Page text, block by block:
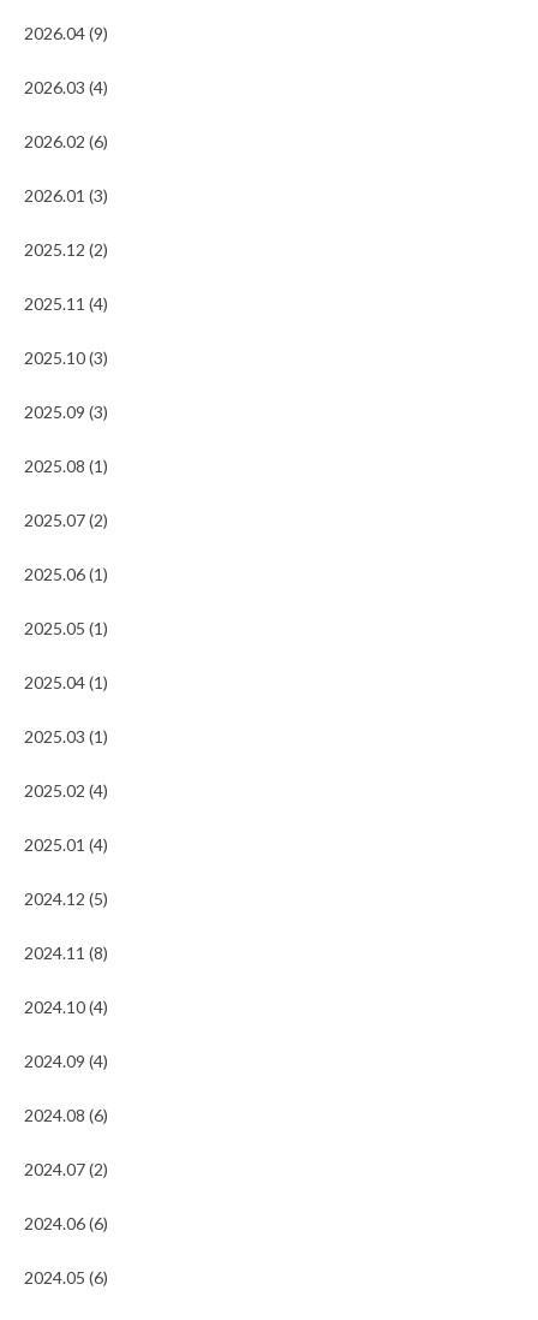
2026.04 (9)
2026.03 (4)
2026.02 (6)
2026.01 (3)
2025.12 (2)
2025.11 (4)
2025.10 (3)
2025.09 (3)
2025.08 (1)
2025.07 (2)
2025.06 (1)
2025.05 (1)
2025.04 (1)
2025.03 (1)
2025.02 (4)
2025.01 (4)
2024.12 (5)
2024.11 (8)
2024.10 (4)
2024.09 (4)
2024.08 (6)
2024.07 (2)
2024.06 (6)
2024.05 (6)